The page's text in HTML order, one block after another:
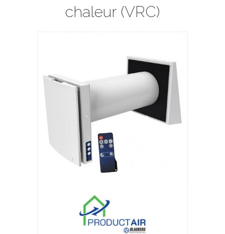
chaleur (VRC)